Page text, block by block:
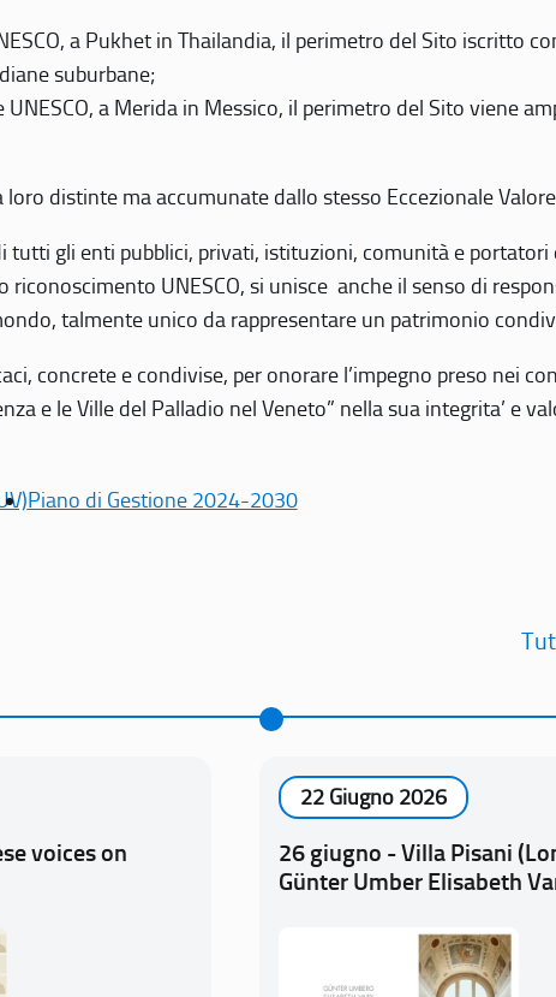
a Pukhet in Thailandia, il perimetro del Sito iscritto
suburbane;
a Merida in Messico, il perimetro del Sito viene
distinte ma accumunate dallo stesso Eccezionale
gli enti pubblici, privati, istituzioni, comunità e portatori
UNESCO, si unisce anche il senso di
talmente unico da rappresentare un patrimonio
concrete e condivise, per onorare l’impegno preso nei
e le Ville del Palladio nel Veneto” nella sua integrita’ e
Piano di Gestione 2024-2030
voices on
22 Giugno 2026
26 giugno - Villa Pisani
Günter Umber Elisabeth